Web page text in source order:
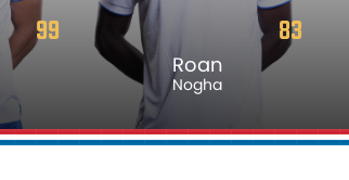
99 83
Roan
Nogha